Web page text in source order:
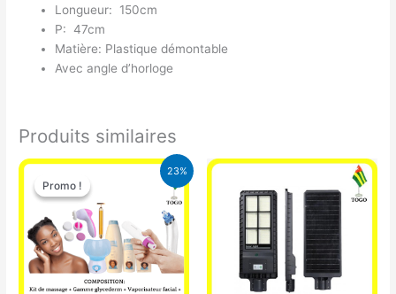
Longueur: 150cm
P: 47cm
Matière: Plastique démontable
Avec angle d’horloge
Produits similaires
23%
Promo !
Promo !
Le
prix
initial
était :
65.000 CFA.
Le
prix
actuel
est :
49.900 CFA.